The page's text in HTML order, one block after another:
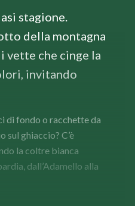
stagione.
della montagna
vette che cinge la
invitando
di fondo o racchette da
sul ghiaccio? C’è
la coltre bianca
dall’Adamello alla